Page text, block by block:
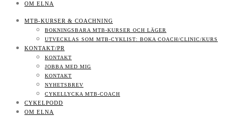
OM ELNA
MTB-KURSER & COACHNING
BOKNINGSBARA MTB-KURSER OCH LÄGER
UTVECKLAS SOM MTB-CYKLIST: BOKA COACH/CLINIC/KURS
KONTAKT/PR
KONTAKT
JOBBA MED MIG
KONTAKT
NYHETSBREV
CYKELLYCKA MTB-COACH
CYKELPODD
OM ELNA